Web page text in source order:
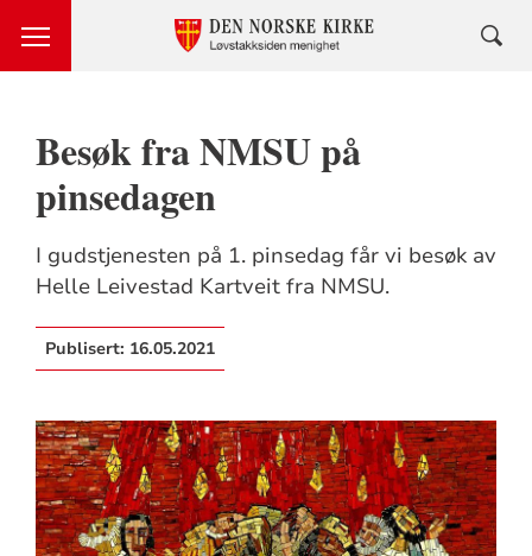
Besøk fra NMSU på
pinsedagen
I gudstjenesten på 1. pinsedag får vi besøk av
Helle Leivestad Kartveit fra NMSU.
Publisert: 16.05.2021